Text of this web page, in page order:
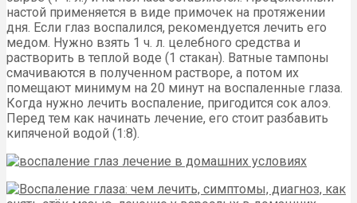
настой применяется в виде примочек на протяжении
дня. Если глаз воспалился, рекомендуется лечить его
медом. Нужно взять 1 ч. л. целебного средства и
растворить в теплой воде (1 стакан). Ватные тампоны
смачиваются в полученном растворе, а потом их
помещают минимум на 20 минут на воспаленные глаза.
Когда нужно лечить воспаление, пригодится сок алоэ.
Перед тем как начинать лечение, его стоит разбавить
кипяченой водой (1:8).